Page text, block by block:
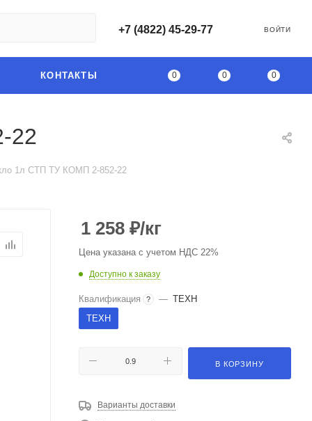
+7 (4822) 45-29-77 ВОЙТИ
0 0 0
КОНТАКТЫ
22
1л СТП ТУ КОМП 2-852-22
1 258 ₽/кг
Цена указана с учетом НДС 22%
Доступно к заказу
Квалификация ? — ТЕХН
ТЕХН
В КОРЗИНУ
Варианты доставки